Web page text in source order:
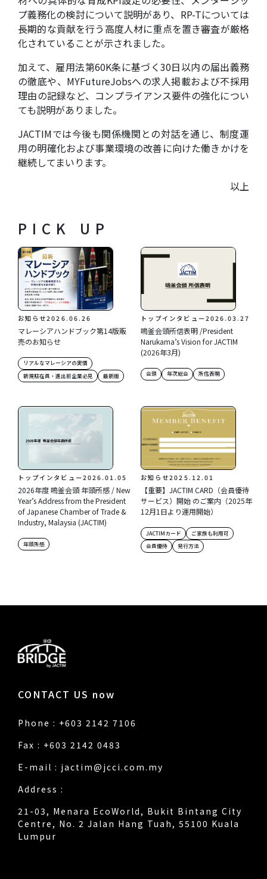
プ義務化の検討について説明があり、RP-Tについては
長期的な貢献を行う高度人材に重点を置き審査が厳格
化されていることが示されました。
加えて、雇用法第60K条に基づく30日以内の届出義務
の徹底や、MYFutureJobsへの求人掲載および不採用
理由の記録など、コンプライアンス要件の強化につい
ても説明がありました。
JACTIMでは今後も関係機関との対話を通じ、制度運
用の明確化および事業環境の改善に向けた働きかけを
継続してまいります。
以上
PICK UP
お知らせ2026.06.26
マレーシアハンドブック第14版販
売のお知らせ
リアルなマレーシアの実情
新規駐在員・進出前企業必見
最新版
トップインタビュー2026.03.27
鳴釜会頭所信表明 /President
Narukama’s Vision for JACTIM
(2026年3月)
会頭 年次総会 所信表明
トップインタビュー2026.01.05
2026年度 鳴釜会頭 年頭所感 / New
Year’s Address from the President
of Japanese Chamber of Trade &
Industry, Malaysia (JACTIM)
年頭所感
お知らせ2025.12.01
【重要】JACTIM CARD（会員優待
サービス）開始 のご案内（2025年
12月1日より運用開始）
JACTIMカード
ご家族も利用可
会員優待
発行方法
CONTACT US now
Phone : +603 2142 7106
Fax : +603 2142 0483
E-mail : jactim@jcci.com.my
Address :
21-03, Menara EcoWorld, Bukit Bintang City
Centre, No. 2 Jalan Hang Tuah, 55100 Kuala
Lumpur